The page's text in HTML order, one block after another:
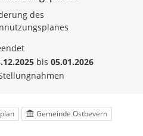
des
bis 05.01.2026
Gemeinde Ostbevern